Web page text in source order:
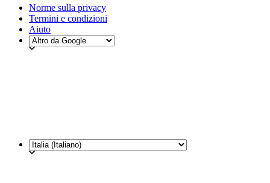
Norme sulla privacy
Termini e condizioni
Aiuto